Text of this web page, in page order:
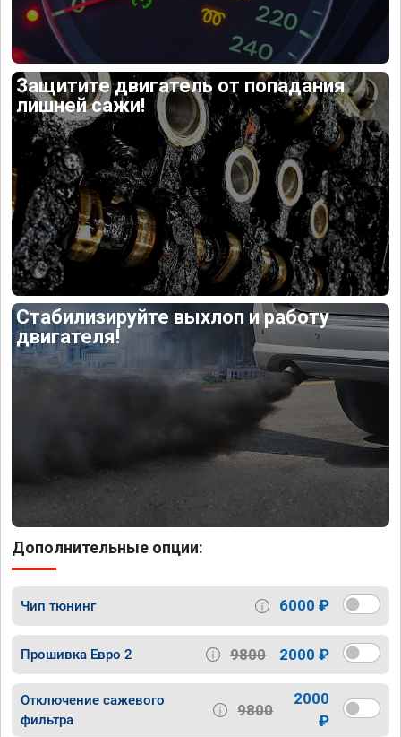
Защитите двигатель от попадания
лишней сажи!
Стабилизируйте выхлоп и работу
двигателя!
Дополнительные опции:
Чип тюнинг 6000 ₽
Прошивка Евро 2 9800 2000 ₽
Отключение сажевого
фильтра
9800
2000
₽